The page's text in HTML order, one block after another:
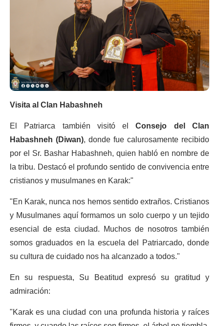
Visita al Clan Habashneh
El Patriarca también visitó elConsejo del Clan
Habashneh (Diwan), donde fue calurosamente recibido
por el Sr. Bashar Habashneh, quien habló en nombre de
la tribu. Destacó el profundo sentido de convivencia entre
cristianos y musulmanes en Karak:"
"En Karak, nunca nos hemos sentido extraños. Cristianos
y Musulmanes aquí formamos un solo cuerpo y un tejido
esencial de esta ciudad. Muchos de nosotros también
somos graduados en la escuela del Patriarcado, donde
su cultura de cuidado nos ha alcanzado a todos."
En su respuesta, Su Beatitud expresó su gratitud y
admiración:
"Karak es una ciudad con una profunda historia y raíces